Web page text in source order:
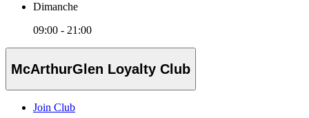
Dimanche
09:00 - 21:00
McArthurGlen Loyalty Club
Join Club